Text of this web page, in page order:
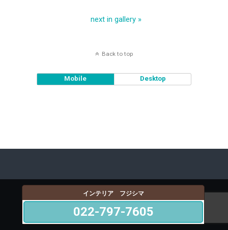
next in gallery »
Back to top
Mobile Desktop
インテリア フジシマ
022-797-7605